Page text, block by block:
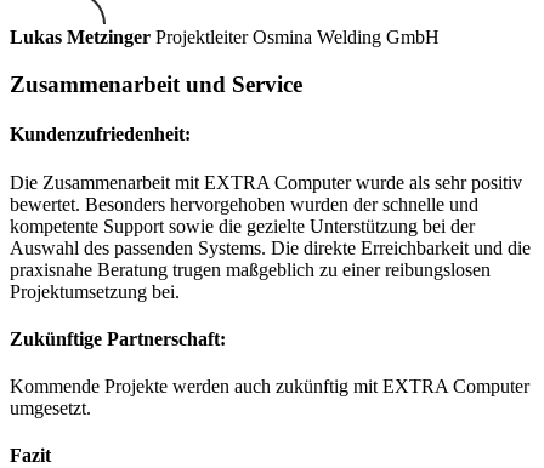
Lukas Metzinger ProjektleiterOsmina Welding GmbH
Zusammenarbeit und Service
Kundenzufriedenheit:
Die Zusammenarbeit mit EXTRA Computer wurde als sehr positiv
bewertet. Besonders hervorgehoben wurden der schnelle und
kompetente Support sowie die gezielte Unterstützung bei der
Auswahl des passenden Systems. Die direkte Erreichbarkeit und die
praxisnahe Beratung trugen maßgeblich zu einer reibungslosen
Projektumsetzung bei.
Zukünftige Partnerschaft:
Kommende Projekte werden auch zukünftig mit EXTRA Computer
umgesetzt.
Fazit